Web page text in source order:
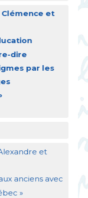
Clémence et
dire
par les
et
anciens avec
»